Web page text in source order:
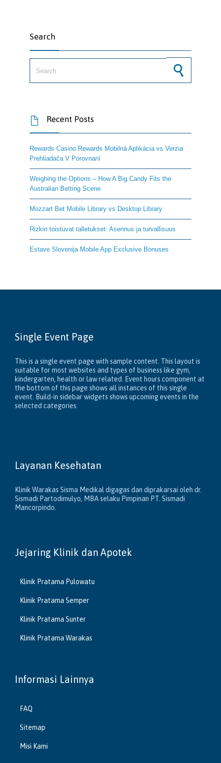
Search
 Recent Posts
Rewards Casino Rewards Mobilná Aplikácia vs Verzia
Prehliadača V Porovnaní
Weighing the Options – How A Big Candy Fits the
Australian Betting Scene
Mozzart Bet Mobile Library vs Desktop Library
Rizkin toistuvat talletukset: Asennus ja turvallisuus
Estave Slovenija Mobile App Exclusive Bonuses
Single Event Page
This is a single event page with sample content. This layout is
suitable for most websites and types of business like gym,
kindergarten, health or law related. Event hours component at
the bottom of this page shows all instances of this single
event. Build-in sidebar widgets shows upcoming events in the
selected categories.
Layanan Kesehatan
Klinik Warakas Sisma Medikal digagas dan diprakarsai oleh dr.
Sismadi Partodimulyo, MBA selaku Pimpinan PT. Sismadi
Mancorpindo.
Jejaring Klinik dan Apotek
Klinik Pratama Pulowatu
Klinik Pratama Semper
Klinik Pratama Sunter
Klinik Pratama Warakas
Informasi Lainnya
FAQ
Sitemap
Misi Kami